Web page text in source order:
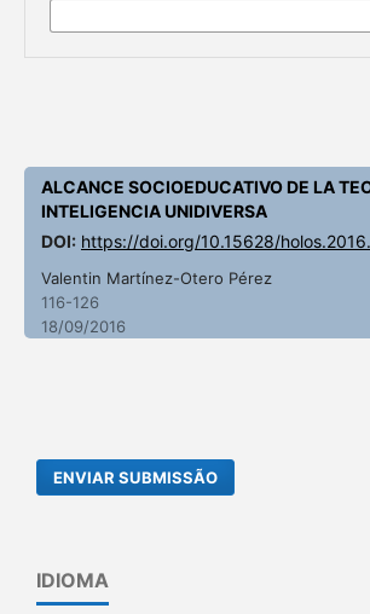
ALCANCE SOCIOEDUCATIVO DE LA
INTELIGENCIA UNIDIVERSA
DOI: https://doi.org/10.15628/
Valentin Martínez-Otero Pérez
116-126
18/09/2016
ENVIAR SUBMISSÃO
IDIOMA